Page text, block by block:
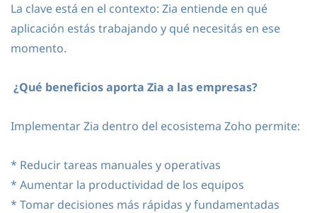
La clave está en el contexto: Zia entiende en qué
aplicación estás trabajando y qué necesitás en ese
momento.
¿Qué beneficios aporta Zia a las empresas?
Implementar Zia dentro del ecosistema Zoho permite:
* Reducir tareas manuales y operativas
* Aumentar la productividad de los equipos
* Tomar decisiones más rápidas y fundamentadas